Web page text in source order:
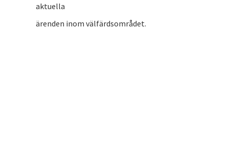
aktuella
ärenden inom välfärdsområdet.